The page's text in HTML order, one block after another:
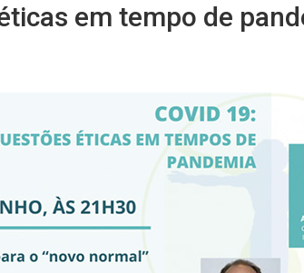
em tempo de